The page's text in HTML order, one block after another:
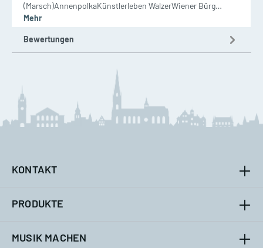
(Marsch)AnnenpolkaKünstlerleben WalzerWiener Bürg…
Mehr
Bewertungen
KONTAKT
PRODUKTE
MUSIK MACHEN